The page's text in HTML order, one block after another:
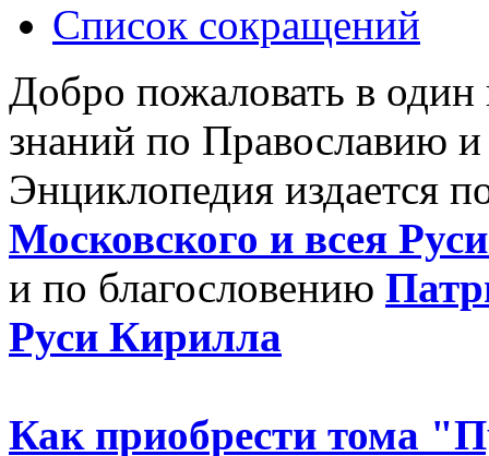
Список сокращений
Добро пожаловать в
знаний по Православию
Энциклопедия издается
Московского и всея
и по благословению
Руси Кирилла
Как приобрести тома